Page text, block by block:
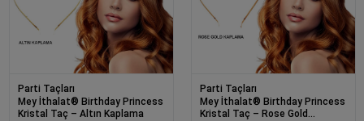
Parti Taçları
Mey İthalat® Birthday Princess
Kristal Taç – Altın Kaplama
Parti Taçları
Mey İthalat® Birthday Princess
Kristal Taç – Rose Gold